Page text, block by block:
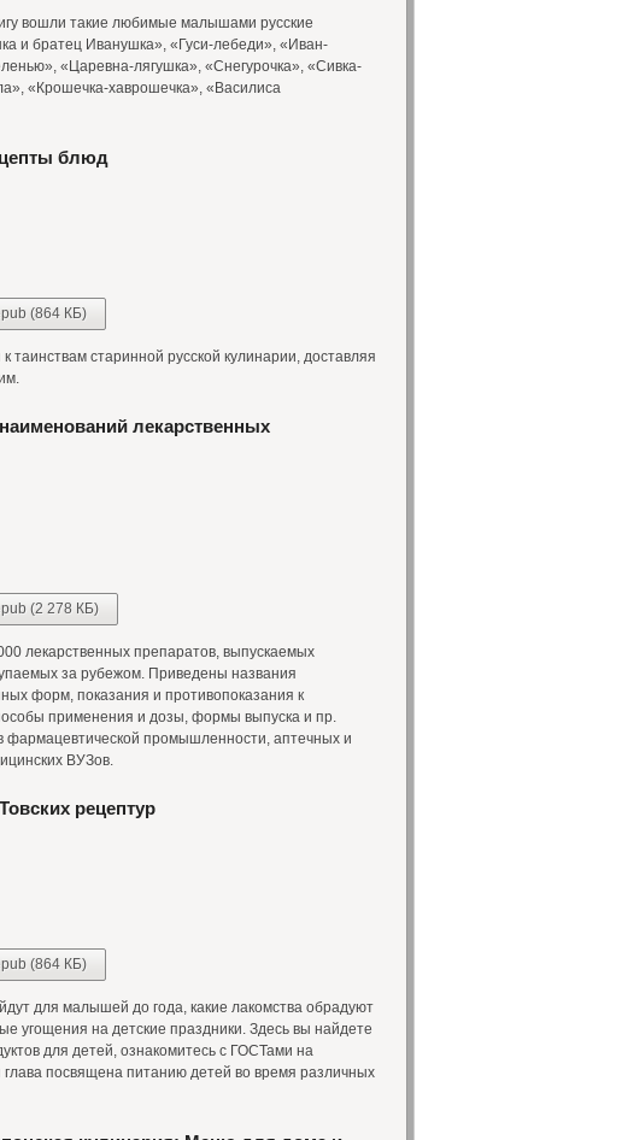
вошли такие любимые малышами русские
и братец Иванушка», «Гуси-лебеди», «Иван-
«Царевна-лягушка», «Снегурочка», «Сивка-
«Крошечка-хаврошечка», «Василиса
блюд
(864 КБ)
таинствам старинной русской кулинарии, доставляя
лекарственных
(2 278 КБ)
лекарственных препаратов, выпускаемых
за рубежом. Приведены названия
форм, показания и противопоказания к
применения и дозы, формы выпуска и пр.
фармацевтической промышленности, аптечных и
ВУЗов.
рецептур
(864 КБ)
для малышей до года, какие лакомства обрадуют
угощения на детские праздники. Здесь вы найдете
для детей, ознакомитесь с ГОСТами на
посвящена питанию детей во время различных